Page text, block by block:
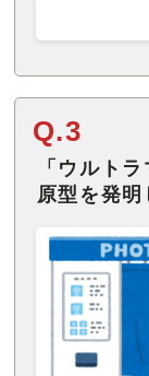
Q.3
「ウルト
原型を発明